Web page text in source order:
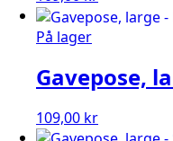
På lager
Gavepose,
109,00 kr